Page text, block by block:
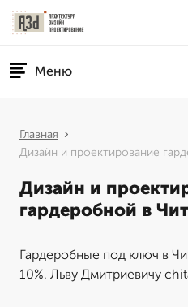
Меню
Главная
Дизайн и проектирование
Дизайн и
гардеробной в
Гардеробные под ключ в
10%. Льву Дмитриевичу